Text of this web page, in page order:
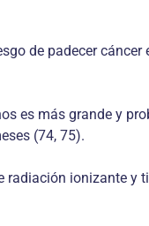
de padecer cáncer
es más grande y
(74, 75).
radiación ionizante y